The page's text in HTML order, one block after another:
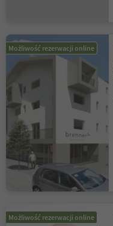
Możliwość rezerwacji online
Możliwość rezerwacji online